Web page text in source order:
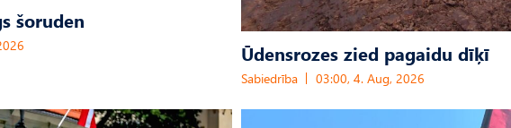
šoruden
Ūdensrozes zied pagaidu dīķī
Sabiedrība 03:00, 4. Aug, 2026